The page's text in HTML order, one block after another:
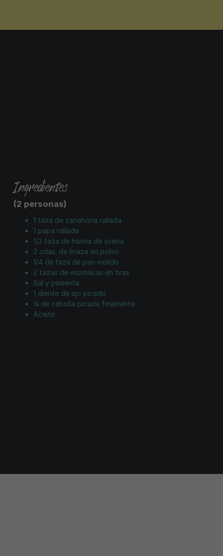
Ingredientes
(2 personas)
1 taza de zanahoria rallada
1 papa rallada
1/2 taza de harina de avena
2 cdas. de linaza en polvo
1/4 de taza de pan molido
2 tazas de espinacas en tiras
Sal y pimienta
1 diente de ajo picado
¼ de cebolla picada finamente
Aceite